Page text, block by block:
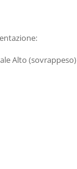
Alto (sovrappeso)